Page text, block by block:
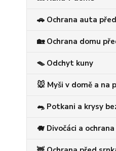
🚗 Ochrana auta
🏡 Ochrana domu
🪤 Odchyt kuny
🐭 Myši v domě a na
🐀 Potkani a krysy
🐗 Divočáci a